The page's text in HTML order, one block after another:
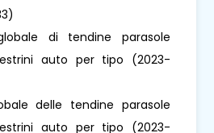
di tendine parasole
auto per tipo (2023-
delle tendine parasole
auto per tipo (2023-